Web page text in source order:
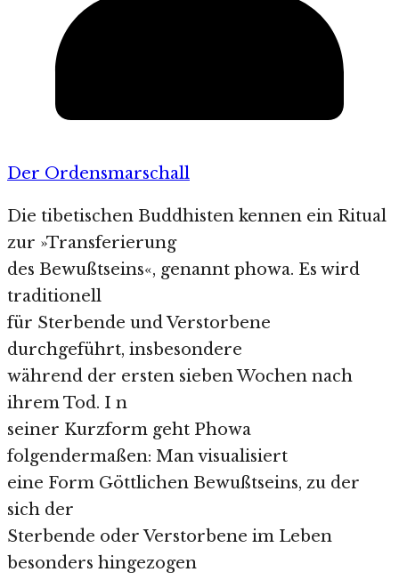
Der Ordensmarschall
Die tibetischen Buddhisten kennen ein Ritual
zur »Transferierung
des Bewußtseins«, genannt phowa. Es wird
traditionell
für Sterbende und Verstorbene
durchgeführt, insbesondere
während der ersten sieben Wochen nach
ihrem Tod. I n
seiner Kurzform geht Phowa
folgendermaßen: Man visualisiert
eine Form Göttlichen Bewußtseins, zu der
sich der
Sterbende oder Verstorbene im Leben
besonders hingezogen